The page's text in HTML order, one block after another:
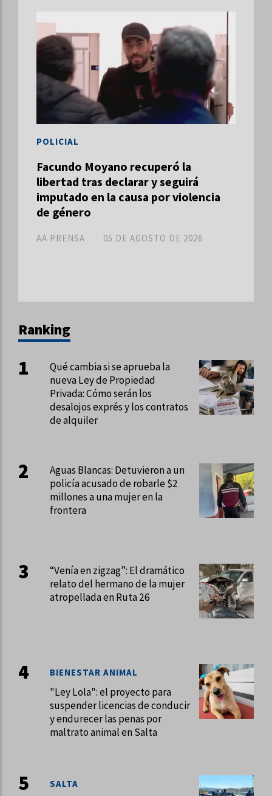
Facundo Moyano recuperó la
libertad tras declarar y seguirá
imputado en la causa por violencia
de género
AA PRENSA
POLICIAL
05 DE AGOSTO DE 2026
Ranking
Qué cambia si se aprueba la
nueva Ley de Propiedad
Privada: Cómo serán los
desalojos exprés y los contratos
de alquiler
Aguas Blancas: Detuvieron a un
policía acusado de robarle $2
millones a una mujer en la
frontera
“Venía en zigzag”: El dramático
relato del hermano de la mujer
atropellada en Ruta 26
"Ley Lola": el proyecto para
suspender licencias de conducir
y endurecer las penas por
maltrato animal en Salta
BIENESTAR ANIMAL
SALTA